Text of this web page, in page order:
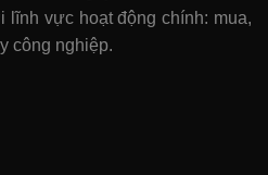
vực hoạt động chính: mua,
công nghiệp.